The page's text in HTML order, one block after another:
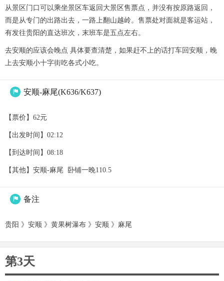
从景区门口可以乘坐景区车返回大景区售票点，并没有按原路返回，
而是从专门的出路出去，一路上翻山越岭。售票处对面就是客运站，
有发往贵阳的直达班次，末班车是五点左右。
去安顺的应该会晚点 具体要查清楚，如果赶不上的话打车回安顺，晚
上去安顺小十字街吃各式小吃。
 安顺-麻尾(K636/K637)
【票价】62元
【出发时间】02:12
【到达时间】08:18
【其他】安顺-麻尾 卧铺一晚110.5
 备注
贵阳 》安顺 》黄果树瀑布 》安顺 》麻尾
第3天